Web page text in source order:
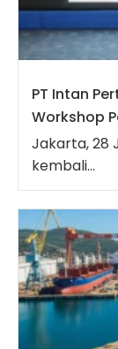
PT Intan
Workshop
Jakarta, 28
kembali...